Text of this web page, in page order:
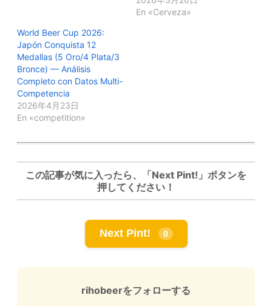
En «Cerveza»
World Beer Cup 2026:
Japón Conquista 12
Medallas (5 Oro/4 Plata/3
Bronce) — Análisis
Completo con Datos Multi-
Competencia
2026年4月23日
En «competition»
この記事が気に入ったら、「Next Pint!」ボタンを
押してください！
Next Pint! 0
rihobeerをフォローする